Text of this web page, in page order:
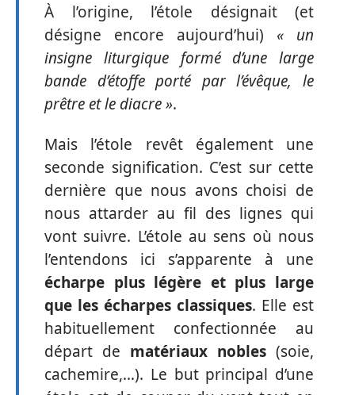
À l’origine, l’étole désignait (et
désigne encore aujourd’hui) « un
insigne liturgique formé d’une large
bande d’étoffe porté par l’évêque, le
prêtre et le diacre ».
Mais l’étole revêt également une
seconde signification. C’est sur cette
dernière que nous avons choisi de
nous attarder au fil des lignes qui
vont suivre. L’étole au sens où nous
l’entendons ici s’apparente à une
écharpe plus légère et plus large
que les écharpes classiques. Elle est
habituellement confectionnée au
départ de matériaux nobles (soie,
cachemire,…). Le but principal d’une